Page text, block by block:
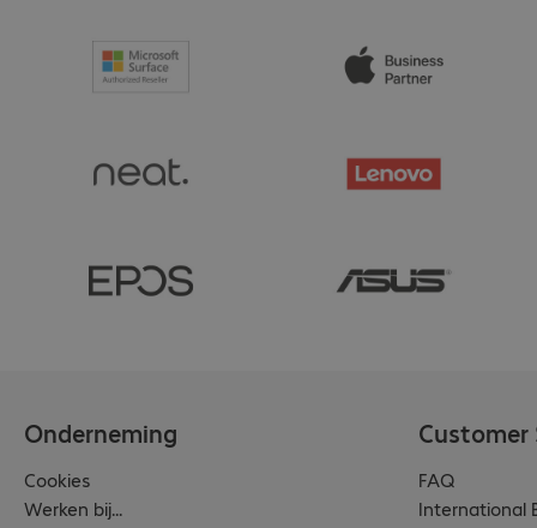
Onderneming
Cookies
Werken bij...
Customer
FAQ
International